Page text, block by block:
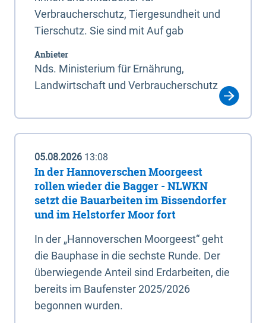
Verbraucherschutz, Tiergesundheit und
Tierschutz. Sie sind mit Auf gab
Anbieter
Nds. Ministerium für Ernährung,
Landwirtschaft und Verbraucherschutz
05.08.2026 13:08
In der Hannoverschen Moorgeest
rollen wieder die Bagger - NLWKN
setzt die Bauarbeiten im Bissendorfer
und im Helstorfer Moor fort
In der „Hannoverschen Moorgeest“ geht
die Bauphase in die sechste Runde. Der
überwiegende Anteil sind Erdarbeiten, die
bereits im Baufenster 2025/2026
begonnen wurden.